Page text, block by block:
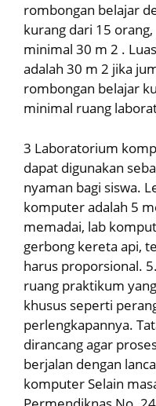
rombongan belajar
kurang dari 15
minimal 30 m 2 .
adalah 30 m 2 jika
rombongan belajar
minimal ruang
3 Laboratorium
dapat digunakan
nyaman bagi siswa.
komputer adalah 5
memadai, lab
gerbong kereta api,
harus proporsional.
ruang praktikum
khusus seperti
perlengkapannya.
dirancang agar
berjalan dengan
komputer Selain